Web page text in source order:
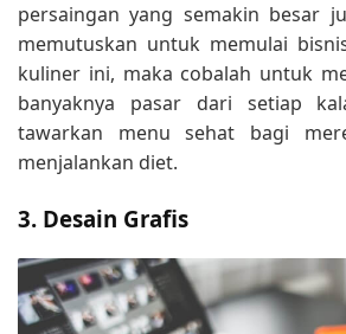
persaingan yang semakin besar
memutuskan untuk memulai
kuliner ini, maka cobalah untuk
banyaknya pasar dari setiap
tawarkan menu sehat bagi
menjalankan diet.
3. Desain Grafis